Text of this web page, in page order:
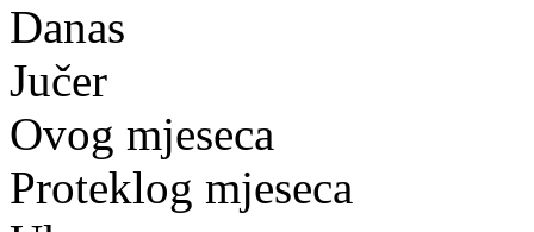
Danas
Jučer
Ovog mjeseca
Proteklog mjeseca